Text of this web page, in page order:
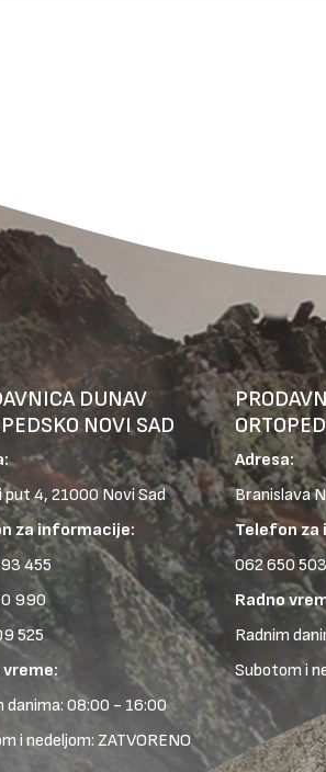
DUNAV
NOVI SAD
put 4, 21000 Novi Sad
za informacije:
455
990
525
vreme:
danima: 08:00 - 16:00
i nedeljom: ZATVORENO
Adresa:
Branislava
Telefon
062 650
Radno
Radnim
Subotom i